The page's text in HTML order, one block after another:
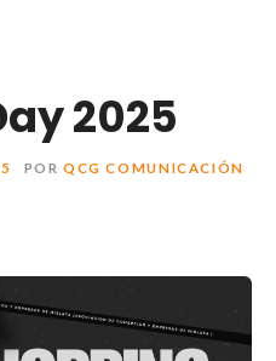
2025
POR QCG COMUNICACIÓN